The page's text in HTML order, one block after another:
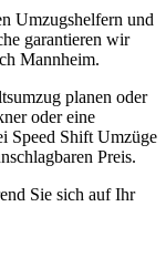
Umzugshelfern und
garantieren wir
Mannheim.
planen oder
oder eine
Speed Shift Umzüge
Preis.
Sie sich auf Ihr